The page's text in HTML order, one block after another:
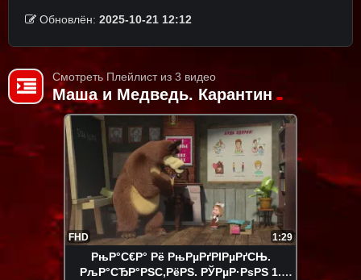
Обновлён: 2025-10-21 12:12
Смотреть Плейлист из 3 видео
Маша и Медведь. Карантин
FHD 1:29
РњР°С€Р° Рё РњРµРґРІРµРґСЊ.
РљР°СЂР°РЅС‚РёРЅ. РЎРµР·РѕРЅ 1.